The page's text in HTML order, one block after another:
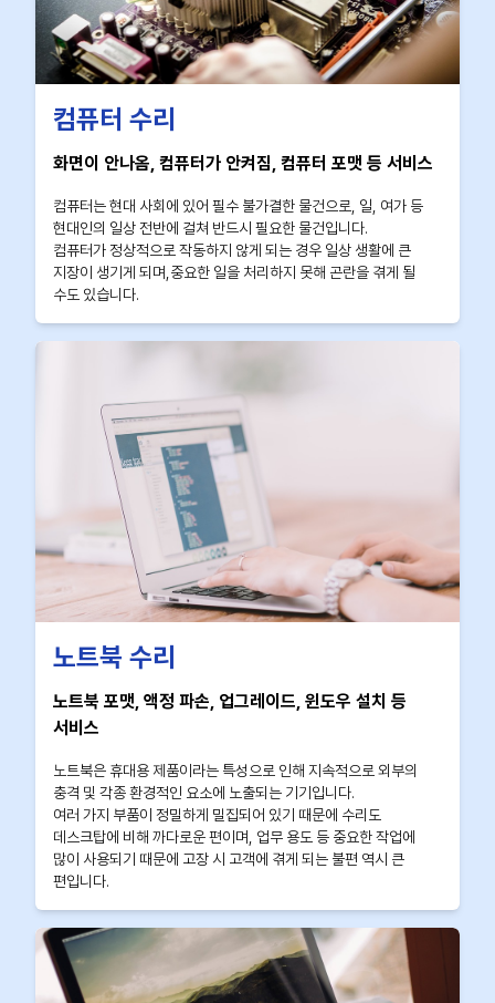
컴퓨터 수리
화면이 안나옴, 컴퓨터가 안켜짐, 컴퓨터 포맷 등 서비스
컴퓨터는 현대 사회에 있어 필수 불가결한 물건으로, 일, 여가 등
현대인의 일상 전반에 걸쳐 반드시 필요한 물건입니다.
컴퓨터가 정상적으로 작동하지 않게 되는 경우 일상 생활에 큰
지장이 생기게 되며,중요한 일을 처리하지 못해 곤란을 겪게 될
수도 있습니다.
노트북 수리
노트북 포맷, 액정 파손, 업그레이드, 윈도우 설치 등
서비스
노트북은 휴대용 제품이라는 특성으로 인해 지속적으로 외부의
충격 및 각종 환경적인 요소에 노출되는 기기입니다.
여러 가지 부품이 정밀하게 밀집되어 있기 때문에 수리도
데스크탑에 비해 까다로운 편이며, 업무 용도 등 중요한 작업에
많이 사용되기 때문에 고장 시 고객에 겪게 되는 불편 역시 큰
편입니다.